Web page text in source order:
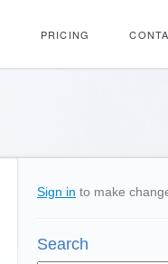
PRICING
Sign in to make
Search